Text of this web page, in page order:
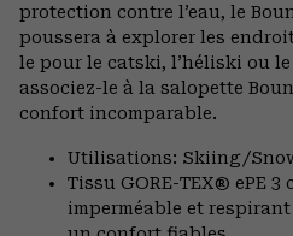
protection contre l’eau, le
poussera à explorer les
le pour le catski, l’héliski ou
associez-le à la salopette
confort incomparable.
Utilisations: Skiing/
Tissu GORE-TEX® ePE 3
imperméable et